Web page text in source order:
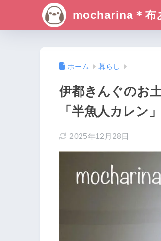
mocharina＊布
ホーム 暮らし
伊都きんぐのお
「半魚人カレン
2025年12月28日